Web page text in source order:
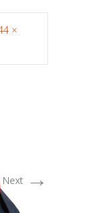
×
Next →